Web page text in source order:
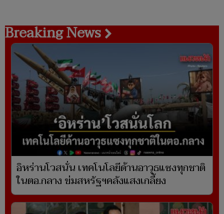
Breaking News
อิหร่านโวสนั่น เทคโนโลยีด้านอาวุธแซงทุกชาติ
ในตอ.กลาง ข่มสหรัฐฯคลังแสงเกลี้ยง